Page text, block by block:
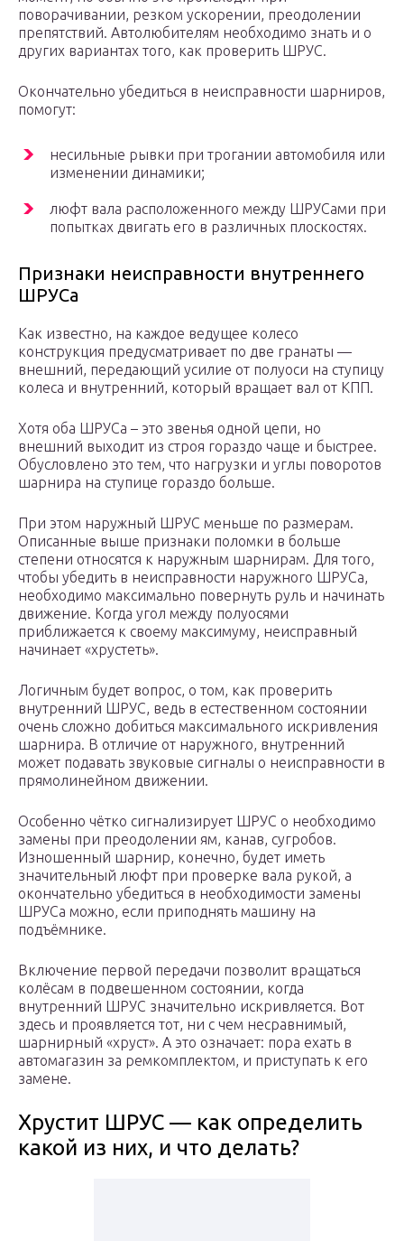
поворачивании, резком ускорении, преодолении
препятствий. Автолюбителям необходимо знать и о
других вариантах того, как проверить ШРУС.
Окончательно убедиться в неисправности шарниров,
помогут:
несильные рывки при трогании автомобиля или
изменении динамики;
люфт вала расположенного между ШРУСами при
попытках двигать его в различных плоскостях.
Признаки неисправности внутреннего
ШРУСа
Как известно, на каждое ведущее колесо
конструкция предусматривает по две гранаты —
внешний, передающий усилие от полуоси на ступицу
колеса и внутренний, который вращает вал от КПП.
Хотя оба ШРУСа – это звенья одной цепи, но
внешний выходит из строя гораздо чаще и быстрее.
Обусловлено это тем, что нагрузки и углы поворотов
шарнира на ступице гораздо больше.
При этом наружный ШРУС меньше по размерам.
Описанные выше признаки поломки в больше
степени относятся к наружным шарнирам. Для того,
чтобы убедить в неисправности наружного ШРУСа,
необходимо максимально повернуть руль и начинать
движение. Когда угол между полуосями
приближается к своему максимуму, неисправный
начинает «хрустеть».
Логичным будет вопрос, о том, как проверить
внутренний ШРУС, ведь в естественном состоянии
очень сложно добиться максимального искривления
шарнира. В отличие от наружного, внутренний
может подавать звуковые сигналы о неисправности в
прямолинейном движении.
Особенно чётко сигнализирует ШРУС о необходимо
замены при преодолении ям, канав, сугробов.
Изношенный шарнир, конечно, будет иметь
значительный люфт при проверке вала рукой, а
окончательно убедиться в необходимости замены
ШРУСа можно, если приподнять машину на
подъёмнике.
Включение первой передачи позволит вращаться
колёсам в подвешенном состоянии, когда
внутренний ШРУС значительно искривляется. Вот
здесь и проявляется тот, ни с чем несравнимый,
шарнирный «хруст». А это означает: пора ехать в
автомагазин за ремкомплектом, и приступать к его
замене.
Хрустит ШРУС — как определить
какой из них, и что делать?